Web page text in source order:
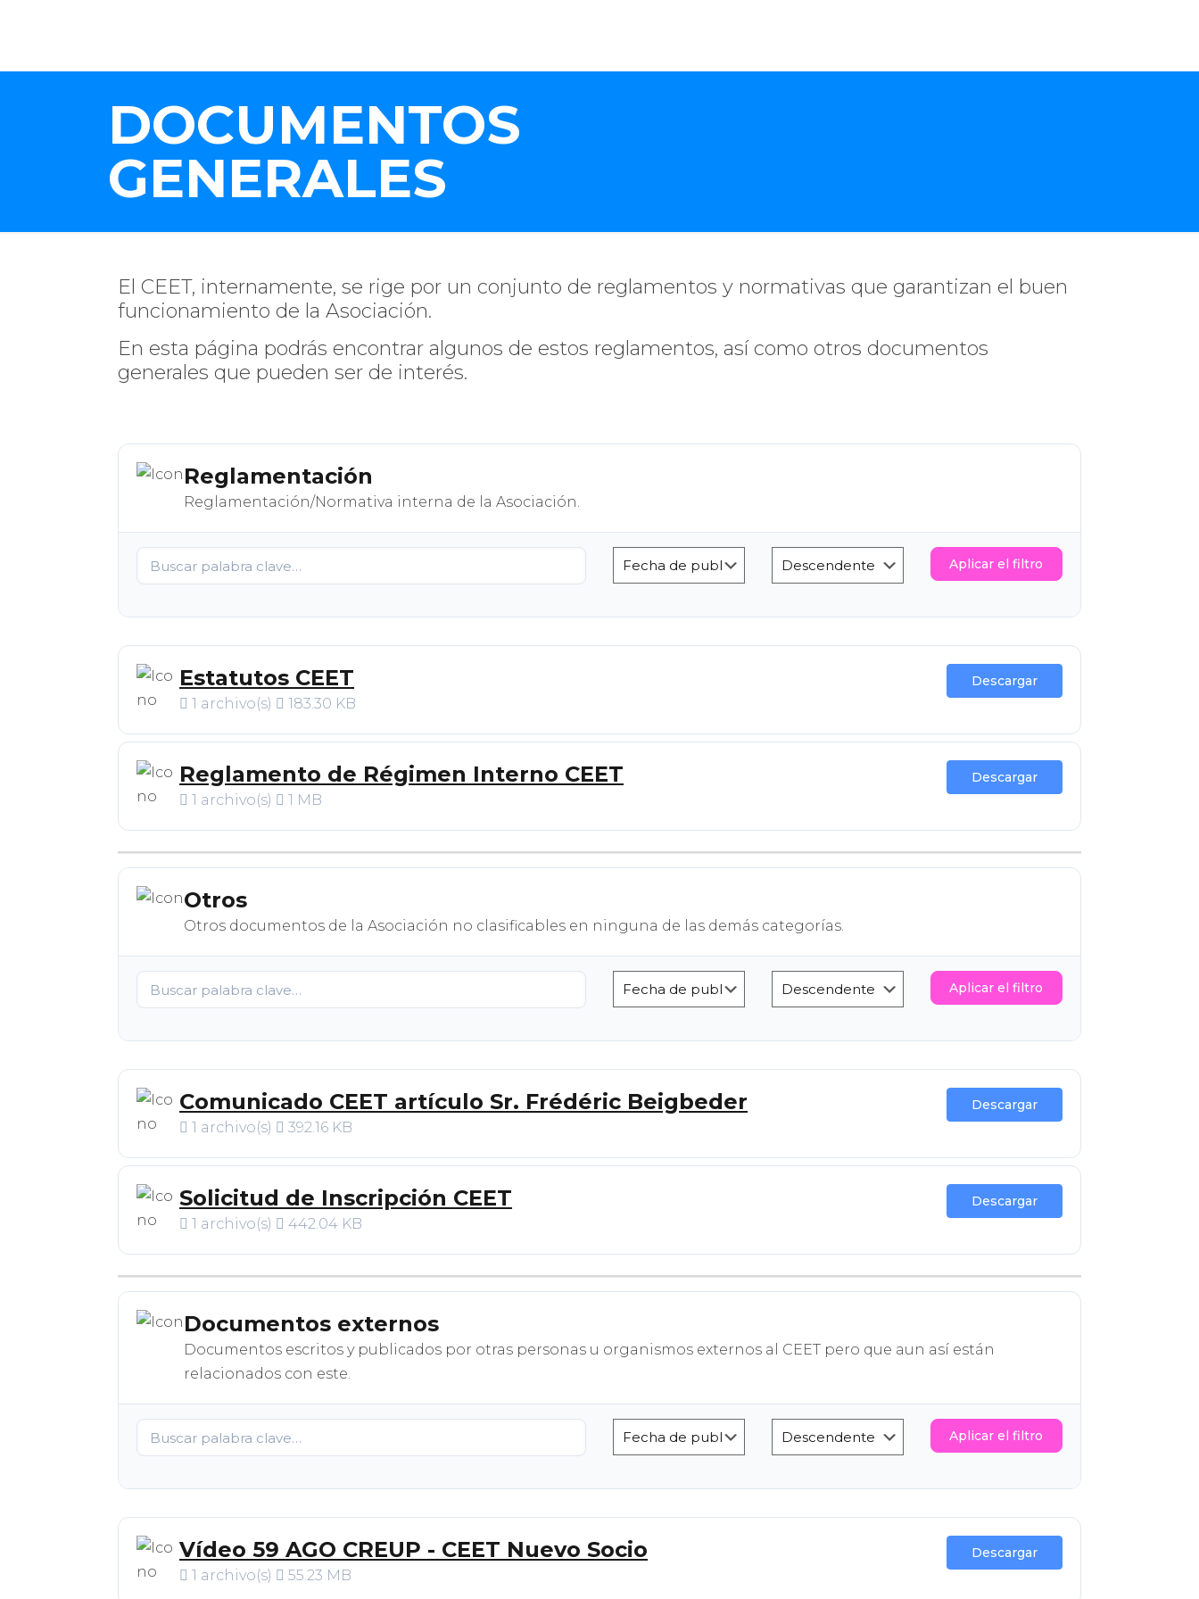
DOCUMENTOS
GENERALES
El CEET, internamente, se rige por un conjunto de reglamentos y normativas que garantizan el buen
funcionamiento de la Asociación.
En esta página podrás encontrar algunos de estos reglamentos, así como otros documentos
generales que pueden ser de interés.
Reglamentación
Reglamentación/Normativa interna de la Asociación.
Aplicar el filtro
Estatutos CEET
1 archivo(s) 183.30 KB
Descargar
Reglamento de Régimen Interno CEET
1 archivo(s) 1 MB
Descargar
Otros
Otros documentos de la Asociación no clasificables en ninguna de las demás categorías.
Aplicar el filtro
Comunicado CEET artículo Sr. Frédéric Beigbeder
1 archivo(s) 392.16 KB
Descargar
Solicitud de Inscripción CEET
1 archivo(s) 442.04 KB
Descargar
Documentos externos
Documentos escritos y publicados por otras personas u organismos externos al CEET pero que aun así están
relacionados con este.
Aplicar el filtro
Vídeo 59 AGO CREUP - CEET Nuevo Socio
1 archivo(s) 55.23 MB
Descargar